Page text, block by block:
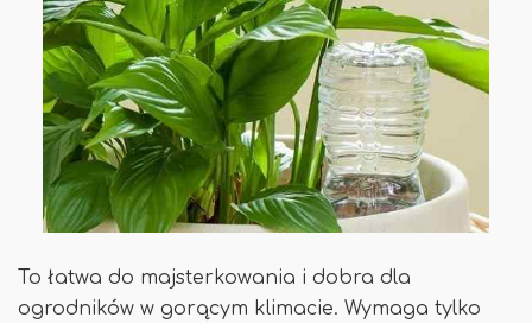
To łatwa do majsterkowania i dobra dla
ogrodników w gorącym klimacie. Wymaga tylko